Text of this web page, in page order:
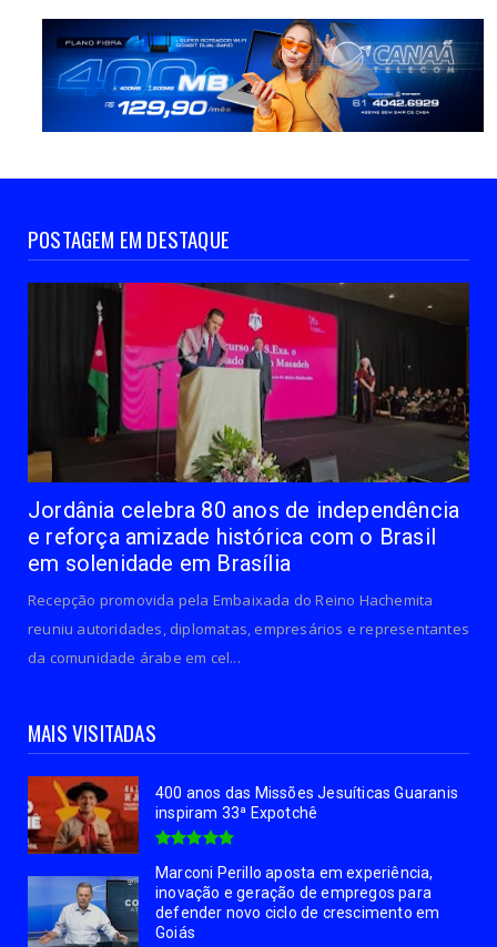
POSTAGEM EM DESTAQUE
Jordânia celebra 80 anos de independência
e reforça amizade histórica com o Brasil
em solenidade em Brasília
Recepção promovida pela Embaixada do Reino Hachemita
reuniu autoridades, diplomatas, empresários e representantes
da comunidade árabe em cel...
MAIS VISITADAS
400 anos das Missões Jesuíticas Guaranis
inspiram 33ª Expotchê
Marconi Perillo aposta em experiência,
inovação e geração de empregos para
defender novo ciclo de crescimento em
Goiás